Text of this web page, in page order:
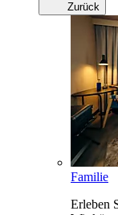
Zurück
Familie
Erleben